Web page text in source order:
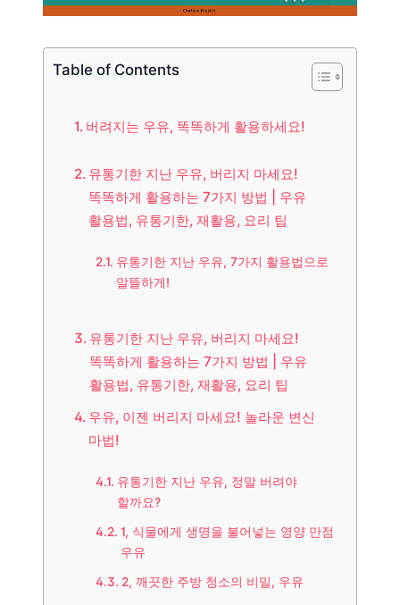
Table of Contents
버려지는 우유, 똑똑하게 활용하세요!
유통기한 지난 우유, 버리지 마세요!
똑똑하게 활용하는 7가지 방법 | 우유
활용법, 유통기한, 재활용, 요리 팁
유통기한 지난 우유, 7가지 활용법으로
알뜰하게!
유통기한 지난 우유, 버리지 마세요!
똑똑하게 활용하는 7가지 방법 | 우유
활용법, 유통기한, 재활용, 요리 팁
우유, 이젠 버리지 마세요! 놀라운 변신
마법!
유통기한 지난 우유, 정말 버려야
할까요?
1, 식물에게 생명을 불어넣는 영양 만점
우유
2, 깨끗한 주방 청소의 비밀, 우유